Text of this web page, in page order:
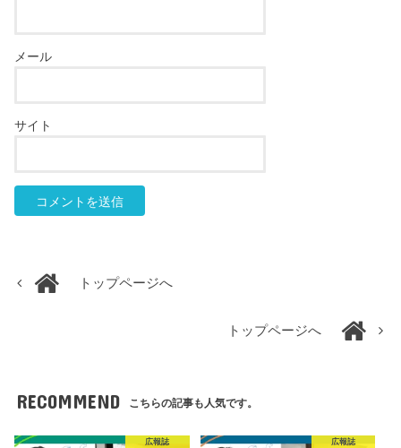
メール
サイト
トップページへ
トップページへ
RECOMMEND こちらの記事も人気です。
広報誌 広報誌